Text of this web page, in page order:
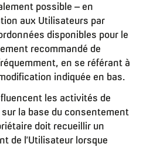
possible – en
aux Utilisateurs par
disponibles pour le
recommandé de
en se référant à
indiquée en bas.
les activités de
la base du consentement
doit recueillir un
de l’Utilisateur lorsque